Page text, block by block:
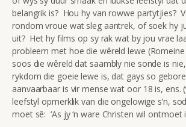
belangrik is? Hou hy van rowwe partytjies?
rondom vroue wat sleg aantrek, of soek hy
uit? Het hy films op sy rak wat by jou vrae
probleem met hoe die wêreld lewe
soos die wêreld dat saambly nie sonde is
rykdom die goeie lewe is, dat gays so
aanvaarbaar is vir mense wat oor 18 is, ens.
leefstyl opmerklik van die ongelowige s’n,
moet sê: ‘As jy ‘n ware Christen wil ontmoet